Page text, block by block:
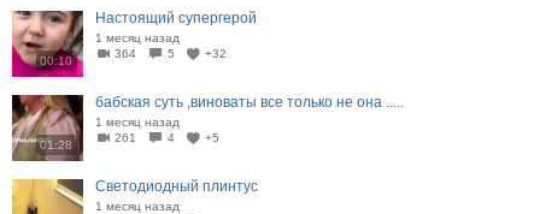
00:10
Настоящий супергерой
1 месяц назад
364
5 +32
01:28
бабская суть ,виноваты все только не она .....
1 месяц назад
261
4 +5
Светодиодный плинтус
1 месяц назад